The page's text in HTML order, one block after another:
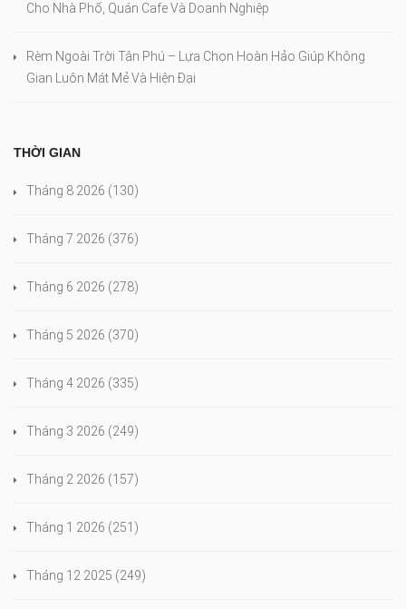
Cho Nhà Phố, Quán Cafe Và Doanh Nghiệp
Rèm Ngoài Trời Tân Phú – Lựa Chọn Hoàn Hảo Giúp Không
Gian Luôn Mát Mẻ Và Hiện Đại
THỜI GIAN
Tháng 8 2026 (130)
Tháng 7 2026 (376)
Tháng 6 2026 (278)
Tháng 5 2026 (370)
Tháng 4 2026 (335)
Tháng 3 2026 (249)
Tháng 2 2026 (157)
Tháng 1 2026 (251)
Tháng 12 2025 (249)